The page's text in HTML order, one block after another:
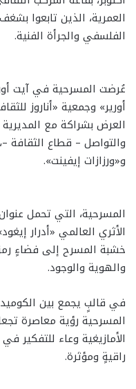
العمرية، الذين تابعوا
الفلسفي والجرأة الفنية.
عُرضت المسرحية في آيت
أورير» وجمعية «أناروز
العرض بشراكة مع المديرية
والتواصل – قطاع الثقافة
و«ورزازات إيفينت».
المسرحية، التي تحمل
الأثري العالمي «أدرار
خشبة المسرح إلى فضاءٍ
والهوية والوجود.
في قالبٍ يجمع بين
المسرحية رؤية معاصرة
الأمازيغية وعاء للتفكير
راقيةٍ ومؤثرة.